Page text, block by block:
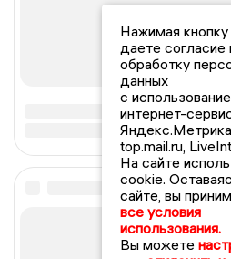
Нажимая
даете согласие
обработку
данных
с
интернет-
top.mail.ru,
На сайте
cookie.
сайте, вы
все условия
использования.
Вы можете